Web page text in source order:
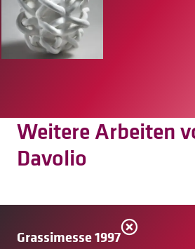
Weitere Arbeiten
Davolio
Grassimesse 1997